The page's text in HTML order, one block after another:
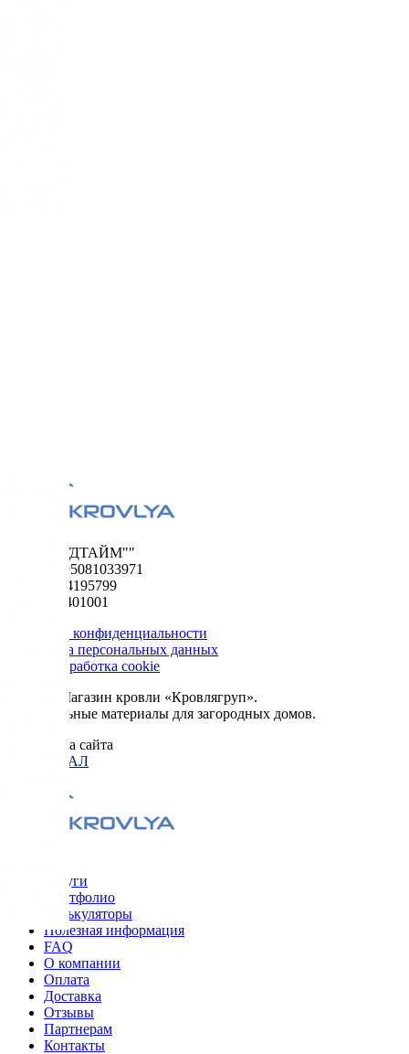
ООО "ФУДТАЙМ""
ОГРН 1195081033971
ИНН 5024195799
КПП 502401001
Политика конфиденциальности
Обработка персональных данных
Сбор и обработка cookie
© 2026. Магазин кровли «Кровлягруп».
Строительные материалы для загородных домов.
Разработка сайта
ОРИГИНАЛ
Услуги
Портфолио
Калькуляторы
Полезная информация
FAQ
О компании
Оплата
Доставка
Отзывы
Партнерам
Контакты